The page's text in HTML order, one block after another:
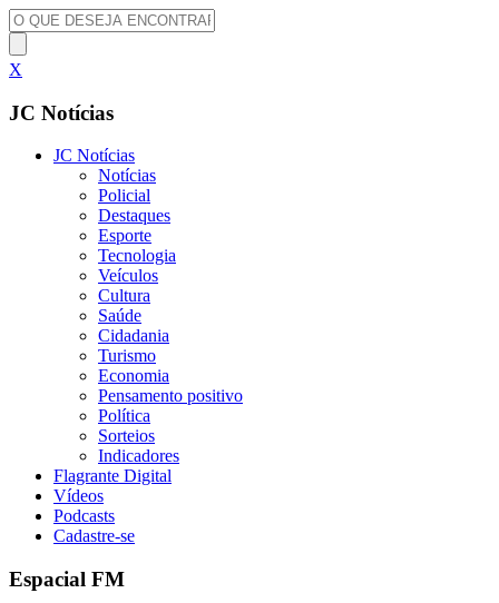
X
JC Notícias
JC Notícias
Notícias
Policial
Destaques
Esporte
Tecnologia
Veículos
Cultura
Saúde
Cidadania
Turismo
Economia
Pensamento positivo
Política
Sorteios
Indicadores
Flagrante Digital
Vídeos
Podcasts
Cadastre-se
Espacial FM